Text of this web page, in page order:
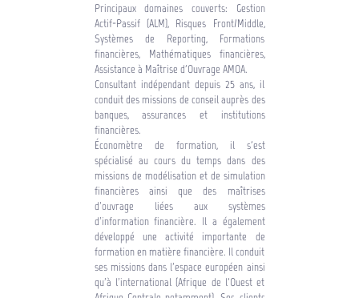
Principaux domaines couverts: Gestion
Actif-Passif (ALM), Risques Front/Middle,
Systèmes de Reporting, Formations
financières, Mathématiques financières,
Assistance à Maîtrise d'Ouvrage AMOA.
Consultant indépendant depuis 25 ans, il
conduit des missions de conseil auprès des
banques, assurances et institutions
financières.
Économètre de formation, il s'est
spécialisé au cours du temps dans des
missions de modélisation et de simulation
financières ainsi que des maîtrises
d’ouvrage liées aux systèmes
d’information financière. Il a également
développé une activité importante de
formation en matière financière. Il conduit
ses missions dans l’espace européen ainsi
qu’à l’international (Afrique de l'Ouest et